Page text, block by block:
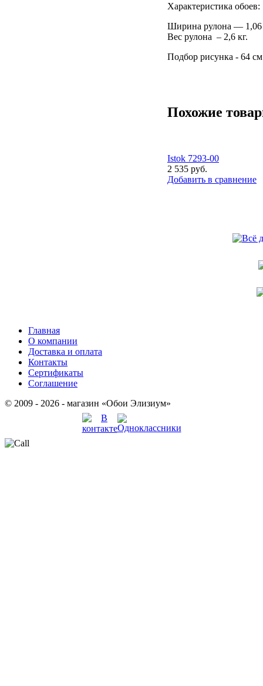
Характеристика обоев:
Ширина рулона —
Вес рулона – 2,6 кг.
Подбор рисунка - 64
Похожие
Istok 7293-00
2 535 руб.
Добавить в сравнение
Главная
О компании
Доставка и оплата
Контакты
Сертификаты
Соглашение
© 2009 - 2026 - магазин «Обои Элизиум»